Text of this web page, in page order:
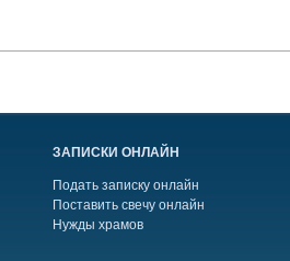
ЗАПИСКИ ОНЛАЙН
Подать записку онлайн
Поставить свечу онлайн
Нужды храмов